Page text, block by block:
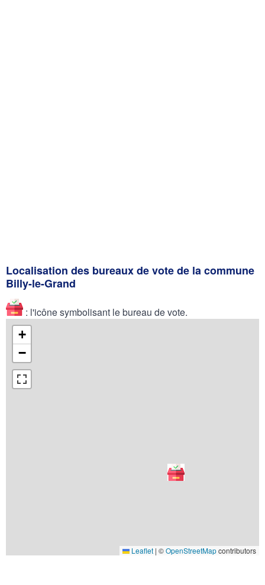
Localisation des bureaux de vote de la commune
Billy-le-Grand
: l'icône symbolisant le bureau de vote.
+
−
Leaflet | ©OpenStreetMapcontributors